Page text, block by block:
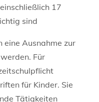
17
sind
eine Ausnahme zur
Für
für Kinder. Sie
Tätigkeiten